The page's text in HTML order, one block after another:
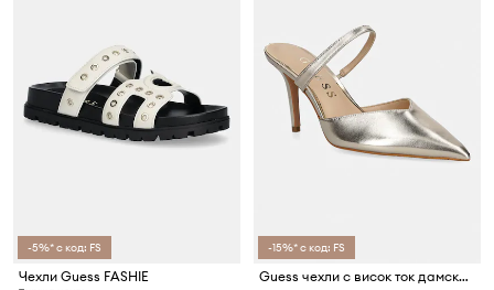
-5%* с код: FS
Чехли Guess FASHIE
-15%* с код: FS
Guess чехли с висок ток дамски от кожа PRATO